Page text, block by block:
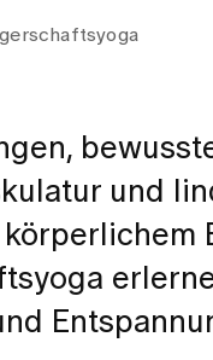
und